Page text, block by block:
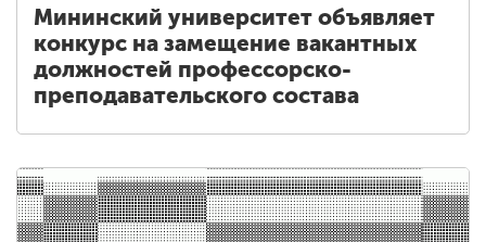
Мининский университет объявляет
конкурс на замещение вакантных
должностей профессорско-
преподавательского состава